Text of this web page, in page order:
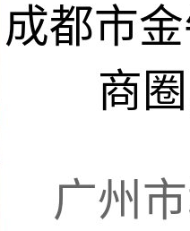
成都市
商
广州